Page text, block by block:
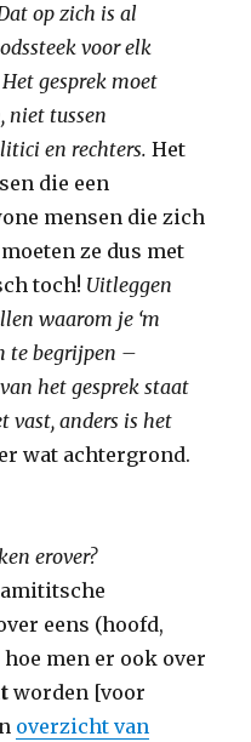
op zich is al
voor elk
gesprek moet
niet tussen
en rechters.Het
die een
mensen die zich
ze dus met
toch! Uitleggen
waarom je ‘m
te begrijpen –
het gesprek staat
vast, anders is het
wat achtergrond.
erover?
eens (hoofd,
hoe men er ook over
worden [voor
overzicht van